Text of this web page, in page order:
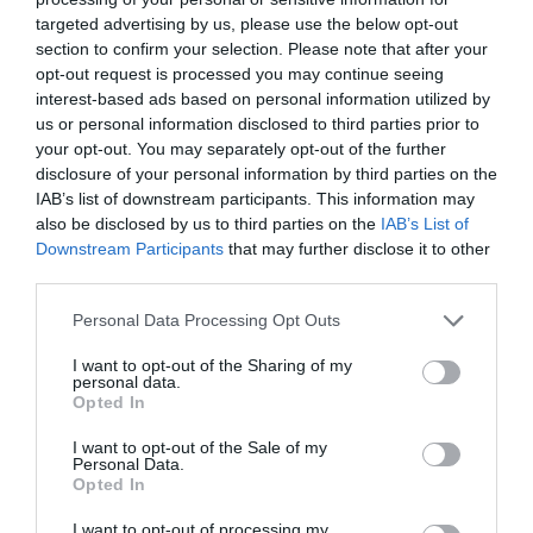
targeted advertising by us, please use the below opt-out
section to confirm your selection. Please note that after your
opt-out request is processed you may continue seeing
interest-based ads based on personal information utilized by
us or personal information disclosed to third parties prior to
your opt-out. You may separately opt-out of the further
disclosure of your personal information by third parties on the
IAB’s list of downstream participants. This information may
also be disclosed by us to third parties on the IAB’s List of
Downstream Participants that may further disclose it to other
Please note that this website/app uses one or more Google
not limited to your visit or usage behaviour. You may click to
grant or deny consent to Google and its third-party tags to
use your data for below specified purposes in below Google
consent section.
Personal Data Processing Opt Outs
I want to opt-out of the Sharing of my
personal data.
Opted In
I want to opt-out of the Sale of my
Personal Data.
Opted In
I want to opt-out of processing my
A mostani megújulás azonban nem csak látványról
leverése után épült osztrák katonai erőd volt, amely
később a magyar függetlenségi törekvések jelképe
lett. 1899 óta tartozik Budapesthez, az 1956-os
foglalták el. A helyszín tehát komoly történelmi
súlyt hordoz, amit az új kiállítás és a megújított